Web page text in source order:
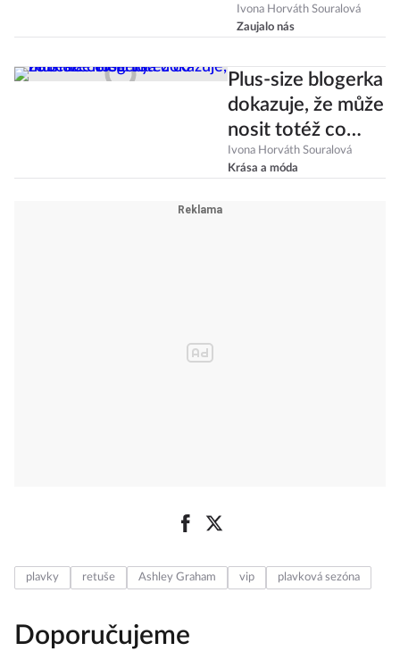
nevadí ani
pigmentové
skvrny
Ivona Horváth Souralová
Zaujalo nás
Plus-size blogerka
dokazuje, že může
nosit totéž co
hubené celebrity
Ivona Horváth Souralová
Krása a móda
plavky retuše Ashley Graham vip plavková sezóna
Doporučujeme